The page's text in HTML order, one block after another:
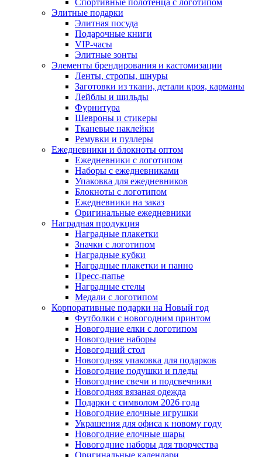
Спортивные полотенца с логотипом
Элитные подарки
Элитная посуда
Подарочные книги
VIP-часы
Элитные зонты
Элементы брендирования и кастомизации
Ленты, стропы, шнуры
Заготовки из ткани, детали кроя, карманы
Лейблы и шильды
Фурнитура
Шевроны и стикеры
Тканевые наклейки
Ремувки и пуллеры
Ежедневники и блокноты оптом
Ежедневники с логотипом
Наборы с ежедневниками
Упаковка для ежедневников
Блокноты с логотипом
Ежедневники на заказ
Оригинальные ежедневники
Наградная продукция
Наградные плакетки
Значки с логотипом
Наградные кубки
Наградные плакетки и панно
Пресс-папье
Наградные стелы
Медали с логотипом
Корпоративные подарки на Новый год
Футболки с новогодним принтом
Новогодние елки с логотипом
Новогодние наборы
Новогодний стол
Новогодняя упаковка для подарков
Новогодние подушки и пледы
Новогодние свечи и подсвечники
Новогодняя вязаная одежда
Подарки с символом 2026 года
Новогодние елочные игрушки
Украшения для офиса к новому году
Новогодние елочные шары
Новогодние наборы для творчества
Оригинальные календари